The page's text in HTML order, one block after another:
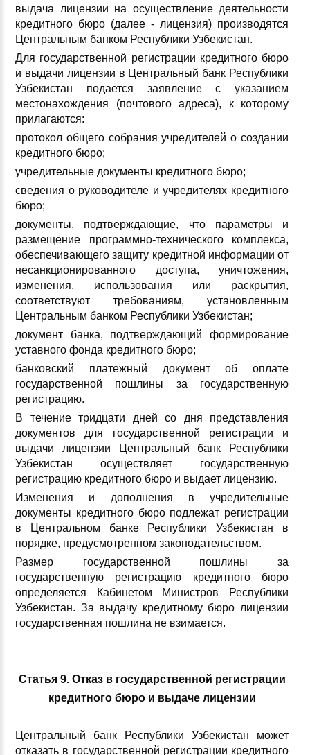
выдача лицензии на осуществление деятельности
кредитного бюро (далее - лицензия) производятся
Центральным банком Республики Узбекистан.
Для государственной регистрации кредитного бюро
и выдачи лицензии в Центральный банк Республики
Узбекистан подается заявление с указанием
местонахождения (почтового адреса), к которому
прилагаются:
протокол общего собрания учредителей о создании
кредитного бюро;
учредительные документы кредитного бюро;
сведения о руководителе и учредителях кредитного
бюро;
документы, подтверждающие, что параметры и
размещение программно-технического комплекса,
обеспечивающего защиту кредитной информации от
несанкционированного доступа, уничтожения,
изменения, использования или раскрытия,
соответствуют требованиям, установленным
Центральным банком Республики Узбекистан;
документ банка, подтверждающий формирование
уставного фонда кредитного бюро;
банковский платежный документ об оплате
государственной пошлины за государственную
регистрацию.
В течение тридцати дней со дня представления
документов для государственной регистрации и
выдачи лицензии Центральный банк Республики
Узбекистан осуществляет государственную
регистрацию кредитного бюро и выдает лицензию.
Изменения и дополнения в учредительные
документы кредитного бюро подлежат регистрации
в Центральном банке Республики Узбекистан в
порядке, предусмотренном законодательством.
Размер государственной пошлины за
государственную регистрацию кредитного бюро
определяется Кабинетом Министров Республики
Узбекистан. За выдачу кредитному бюро лицензии
государственная пошлина не взимается.
Статья 9. Отказ в государственной регистрации
кредитного бюро и выдаче лицензии
Центральный банк Республики Узбекистан может
отказать в государственной регистрации кредитного